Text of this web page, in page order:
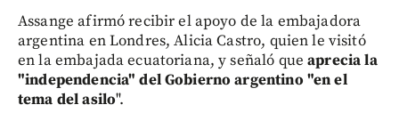
Assange afirmó recibir el apoyo de la embajadora
argentina en Londres, Alicia Castro, quien le visitó
en la embajada ecuatoriana, y señaló queaprecia la
"independencia" del Gobierno argentino "en el
tema del asilo".